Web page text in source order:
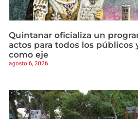
Quintanar oficializa un
actos para todos los públicos
como eje
agosto 6, 2026